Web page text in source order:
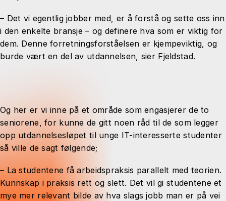
– Det vi egentlig jobber med, er å forstå og sette oss inn
i den enkelte bransje – og definere hva som er viktig for
dem. Denne forretningsforståelsen er kjempeviktig, og
burde vært en del av utdannelsen, sier Fjeldstad.
Og her er vi inne på et område som engasjerer de to
seniorene, for kunne de gitt noen råd til de som legger
opp utdannelsesløpet til unge IT-interesserte studenter
så ville de sagt følgende;
– La studentene få arbeidspraksis parallelt med teorien.
Kunnskap i praksis rett og slett. Det vil gi studentene et
mye mer relevant bilde av hva slags jobb man er på vei